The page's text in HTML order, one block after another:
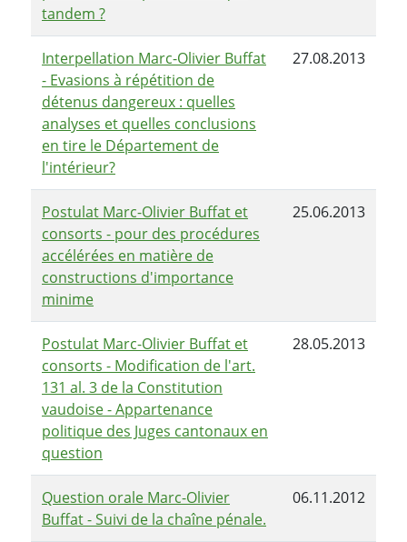
tandem ?
Interpellation Marc-Olivier Buffat
- Evasions à répétition de
détenus dangereux : quelles
analyses et quelles conclusions
en tire le Département de
l'intérieur?
27.08.2013
Postulat Marc-Olivier Buffat et
consorts - pour des procédures
accélérées en matière de
constructions d'importance
minime
25.06.2013
Postulat Marc-Olivier Buffat et
consorts - Modification de l'art.
131 al. 3 de la Constitution
vaudoise - Appartenance
politique des Juges cantonaux en
question
28.05.2013
Question orale Marc-Olivier
Buffat - Suivi de la chaîne pénale.
06.11.2012